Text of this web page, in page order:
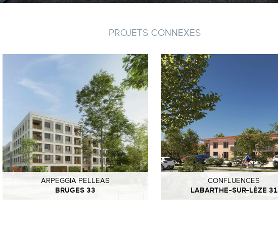
PROJETS CONNEXES
ARPEGGIA PELLEAS
BRUGES 33
CONFLUENCES
LABARTHE-SUR-LÈZE 31